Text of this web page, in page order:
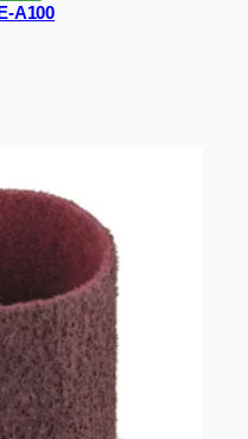
A100